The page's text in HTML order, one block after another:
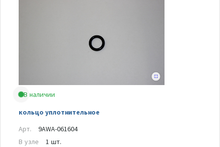
В наличии
кольцо уплотнительное
Арт.
9AWA-061604
В узле
1 шт.